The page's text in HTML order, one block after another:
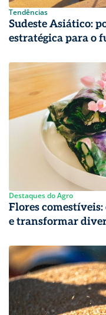
Tendências
Sudeste Asiático:
estratégica para o
Destaques do Agro
Flores
e transformar